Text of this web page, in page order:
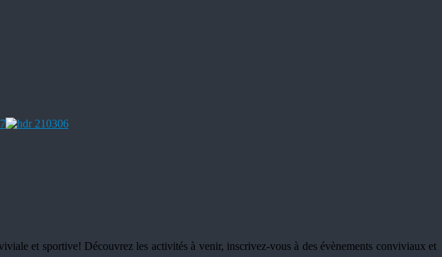
et sportive! Découvrez les activités à venir, inscrivez-vous à des évènements conviviaux et